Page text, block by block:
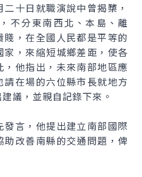
十日就職演說中曾揭櫫，
不分東南西北、本島、離
，在全國人民都是平等的
，來縮短城鄉差距，使各
他指出，未來南部地區應
在場的六位縣市長就地方
議，並親自記錄下來。
言，他提出建立南部國際
改善南縣的交通問題，俾